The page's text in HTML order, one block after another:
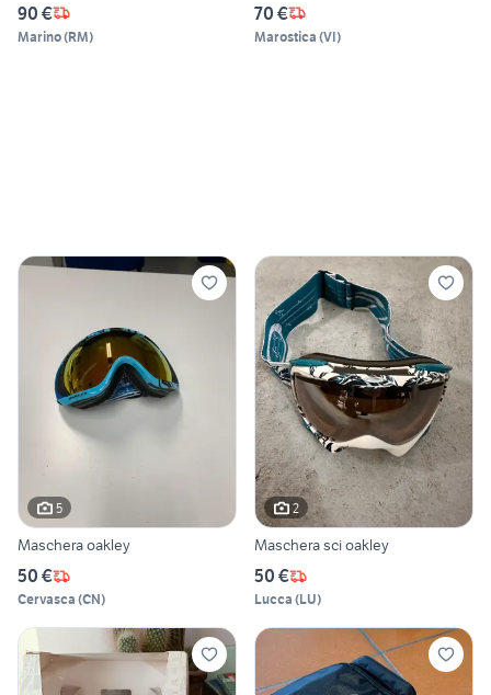
90 €
Marino(RM)
70 €
Marostica (VI)
5
Maschera oakley
50 €
Cervasca (CN)
2
Maschera sci oakley
50 €
Lucca (LU)